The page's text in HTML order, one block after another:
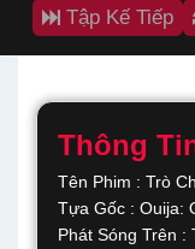
Tập Kế Tiếp
Thông
Tên Phim : Trò
Tựa Gốc : Ouija:
Phát Sóng Trên :